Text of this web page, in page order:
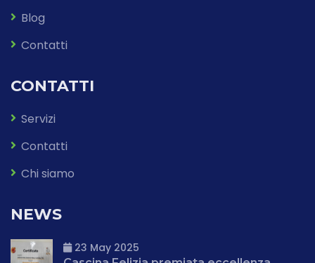
Blog
Contatti
CONTATTI
Servizi
Contatti
Chi siamo
NEWS
23 May 2025